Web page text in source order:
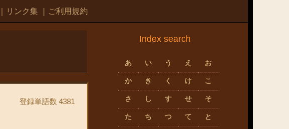
リンク集 ご利用規約
登録単語数 4381
Index search
あ い う え お
か き く け こ
さ し す せ そ
た ち つ て と